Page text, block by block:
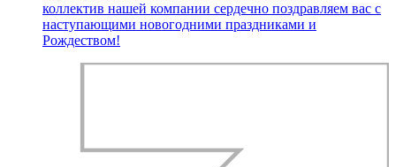
коллектив нашей компании сердечно поздравляем вас с
наступающими новогодними праздниками и
Рождеством!